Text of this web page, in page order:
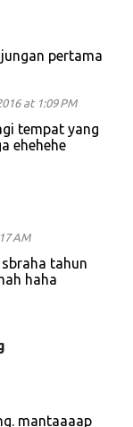
pertama
at 1:09 PM
tempat yang
ehehehe
AM
tahun
haha
mantaaaap